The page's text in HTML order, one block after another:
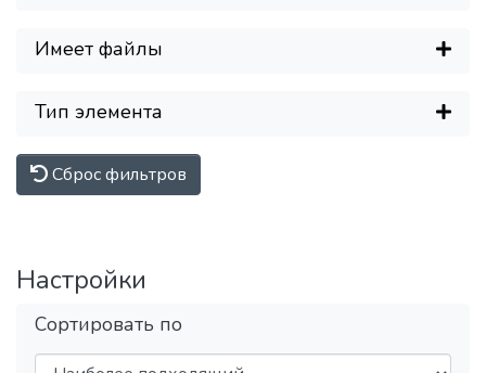
Имеет файлы
Тип элемента
Сброс фильтров
Настройки
Сортировать по